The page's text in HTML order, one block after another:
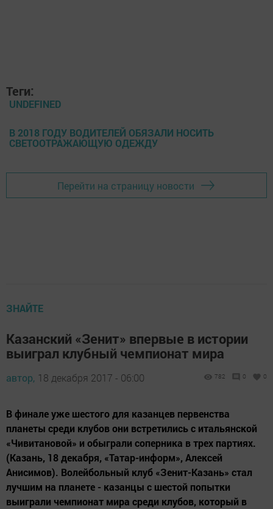
Теги:
UNDEFINED
В 2018 ГОДУ ВОДИТЕЛЕЙ ОБЯЗАЛИ НОСИТЬ
СВЕТООТРАЖАЮЩУЮ ОДЕЖДУ
Перейти на страницу новости
ЗНАЙТЕ
Казанский «Зенит» впервые в истории
выиграл клубный чемпионат мира
автор, 18 декабря 2017 - 06:00 782 0 0
В финале уже шестого для казанцев первенства
планеты среди клубов они встретились с итальянской
«Чивитановой» и обыграли соперника в трех партиях.
(Казань, 18 декабря, «Татар-информ», Алексей
Анисимов). Волейбольный клуб «Зенит-Казань» стал
лучшим на планете - казанцы с шестой попытки
выиграли чемпионат мира среди клубов, который в